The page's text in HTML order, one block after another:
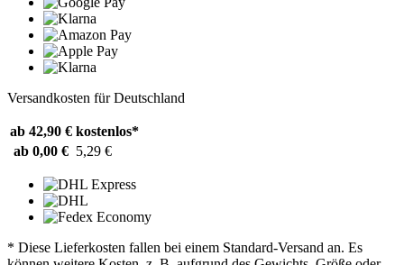
Versandkosten für Deutschland
ab 42,90 € kostenlos*
ab 0,00 € 5,29 €
* Diese Lieferkosten fallen bei einem Standard-Versand an. Es